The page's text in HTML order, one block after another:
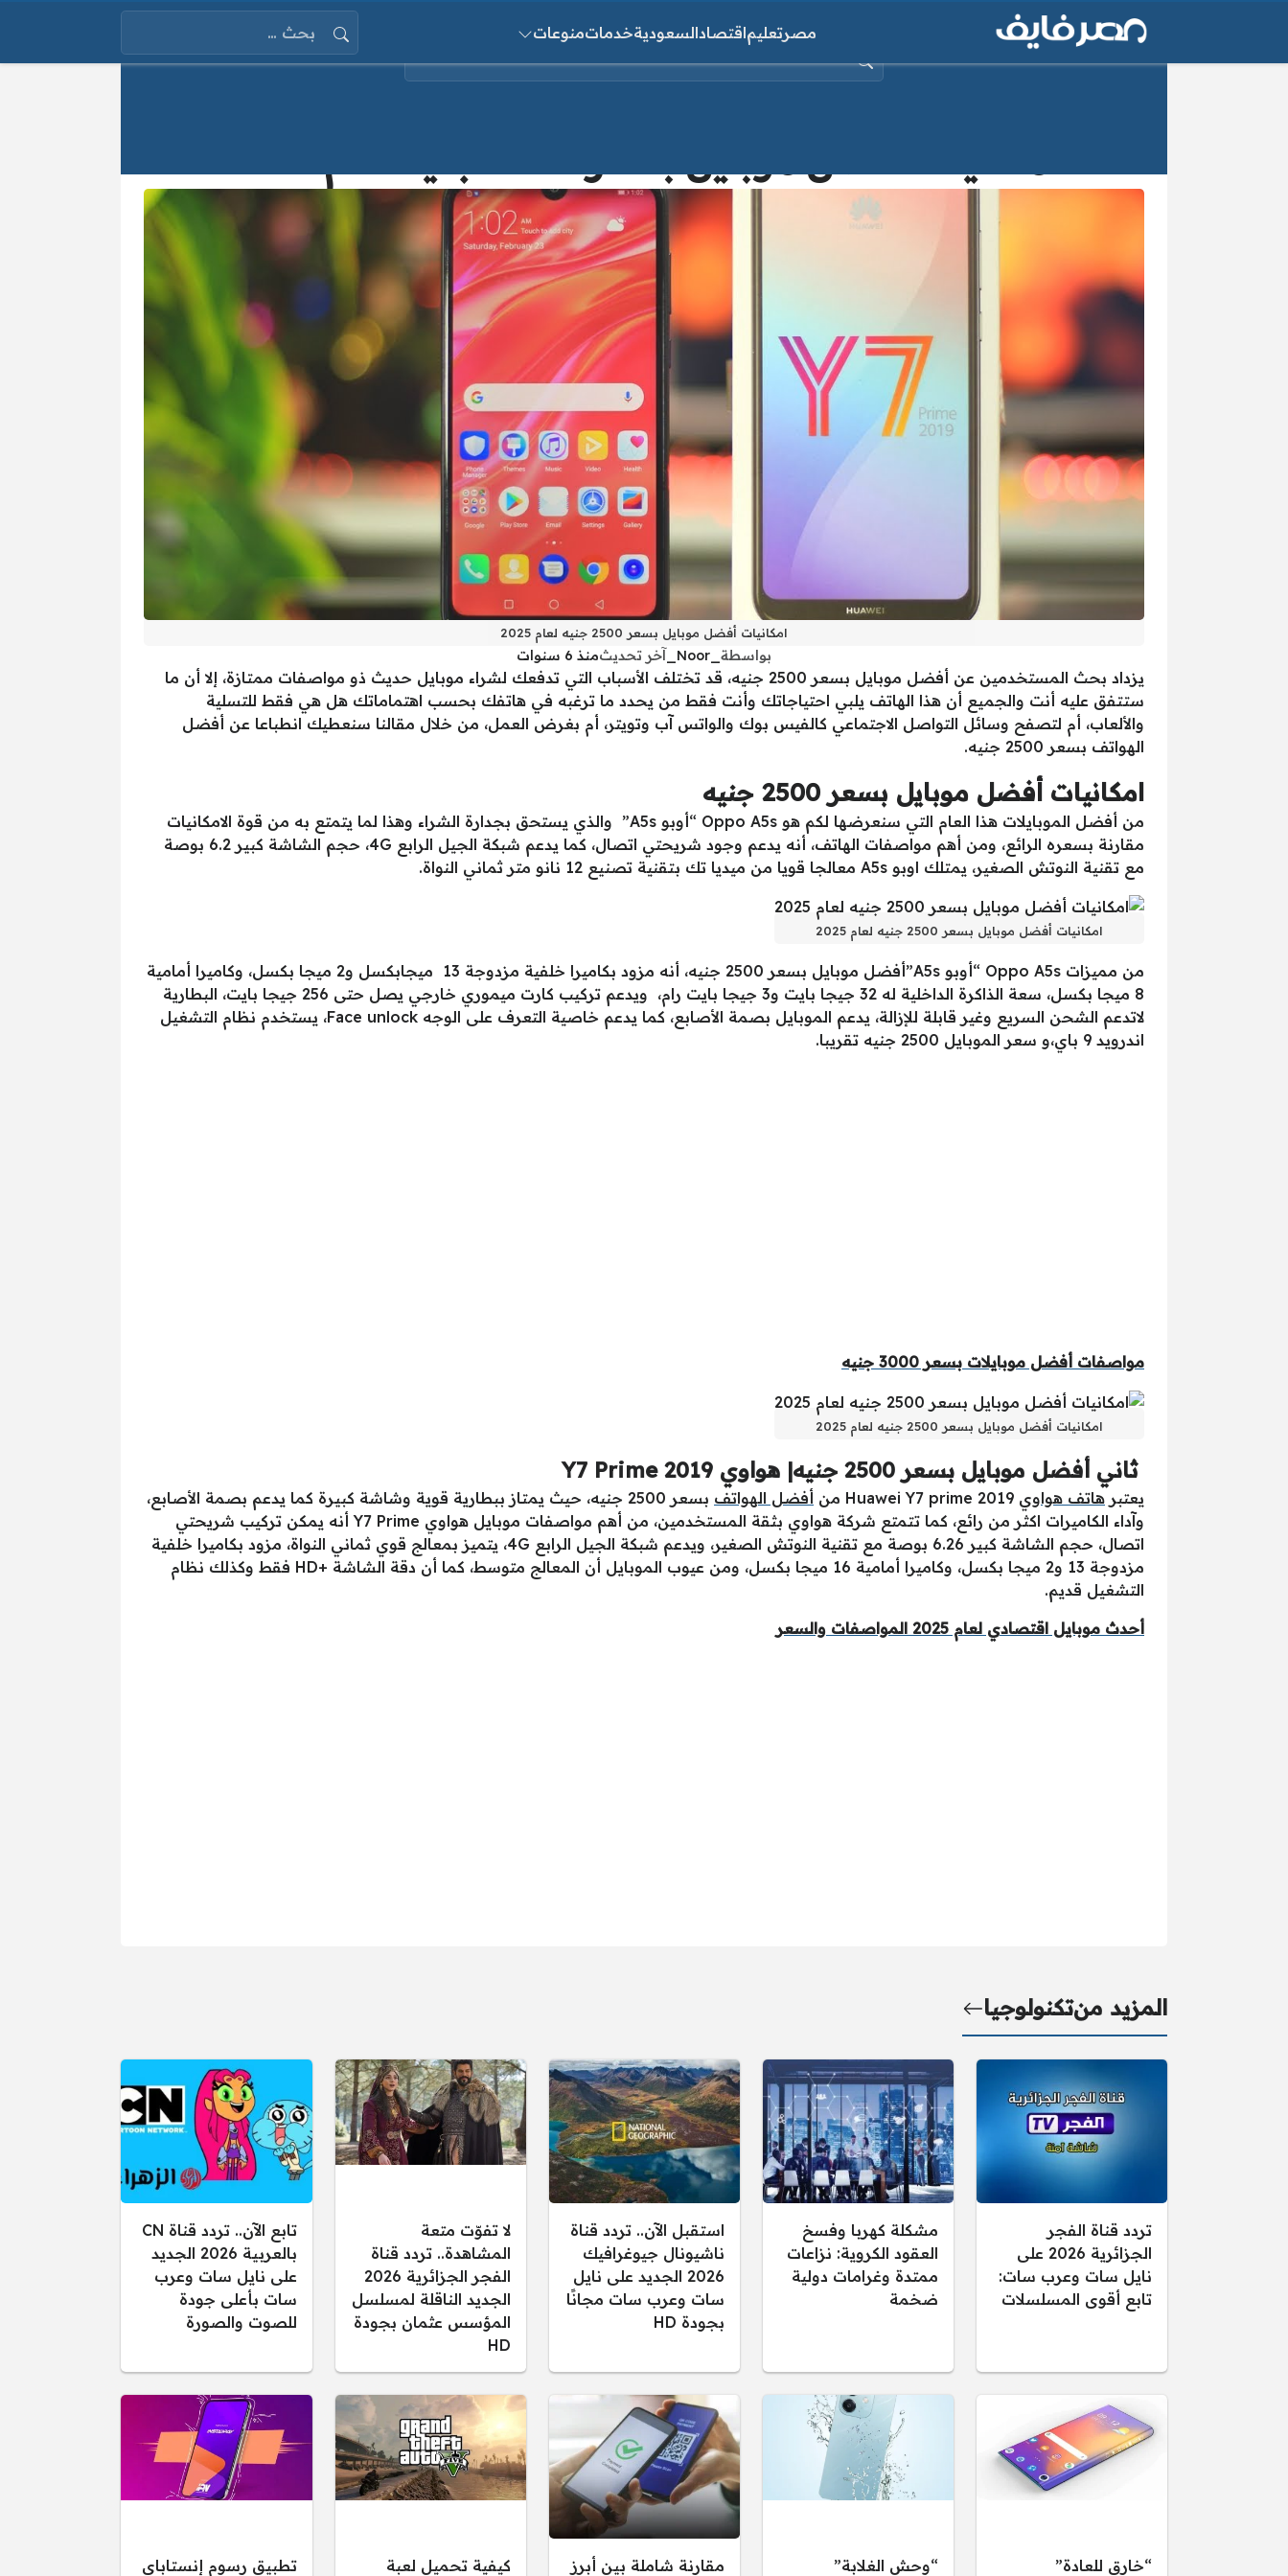
مصرتعليماقتصادالسعوديةخدماتمنوعات
البحث عن:
امكانيات أفضل موبايل بسعر 2500 جنيه لعام 2025
بواسطة آخر تحديثمنذ 6 سنوات
يزداد بحث المستخدمين عن أفضل موبايل بسعر 2500 جنيه، قد تختلف الأسباب التي تدفعك لشراء موبايل حديث ذو مواصفات ممتازة، إلا أن ما
ستتفق عليه أنت والجميع أن هذا الهاتف يلبي احتياجاتك وأنت فقط من يحدد ما ترغبه في هاتفك بحسب اهتماماتك هل هي فقط للتسلية
والألعاب، أم لتصفح وسائل التواصل الاجتماعي كالفيس بوك والواتس آب وتويتر، أم بغرض العمل، من خلال مقالنا سنعطيك انطباعا عن أفضل
الهواتف بسعر 2500 جنيه.
امكانيات أفضل موبايل بسعر 2500 جنيه
من أفضل الموبايلات هذا العام التي سنعرضها لكم هو Oppo A5s “أوبو A5s” والذي يستحق بجدارة الشراء وهذا لما يتمتع به من قوة الامكانيات
مقارنة بسعره الرائع، ومن أهم مواصفات الهاتف، أنه يدعم وجود شريحتي اتصال، كما يدعم شبكة الجيل الرابع 4G، حجم الشاشة كبير 6.2 بوصة
مع تقنية النوتش الصغير، يمتلك اوبو A5s معالجا قويا من ميديا تك بتقنية تصنيع 12 نانو متر ثماني النواة.
امكانيات أفضل موبايل بسعر 2500 جنيه لعام 2025
من مميزات Oppo A5s “أوبو A5s”أفضل موبايل بسعر 2500 جنيه، أنه مزود بكاميرا خلفية مزدوجة 13 ميجابكسل و2 ميجا بكسل، وكاميرا أمامية
8 ميجا بكسل، سعة الذاكرة الداخلية له 32 جيجا بايت و3 جيجا بايت رام، ويدعم تركيب كارت ميموري خارجي يصل حتى 256 جيجا بايت، البطارية
لاتدعم الشحن السريع وغير قابلة للإزالة، يدعم الموبايل بصمة الأصابع، كما يدعم خاصية التعرف على الوجه Face unlock، يستخدم نظام التشغيل
اندرويد 9 باي،و سعر الموبايل 2500 جنيه تقريبا.
مواصفات أفضل موبايلات بسعر 3000 جنيه
امكانيات أفضل موبايل بسعر 2500 جنيه لعام 2025
ثاني أفضل موبايل بسعر 2500 جنيه| هواوي Y7 Prime 2019
يعتبر هاتف هواوي أفضل الهواتف
بسعر 2500 جنيه، حيث يمتاز ببطارية قوية وشاشة كبيرة كما يدعم بصمة الأصابع،
وآداء الكاميرات اكثر من رائع، كما تتمتع شركة هواوي بثقة المستخدمين، من أهم مواصفات موبايل هواوي Y7 Prime أنه يمكن تركيب شريحتي
اتصال، حجم الشاشة كبير 6.26 بوصة مع تقنية النوتش الصغير، ويدعم شبكة الجيل الرابع 4G، يتميز بمعالج قوي ثماني النواة، مزود بكاميرا خلفية
مزدوجة 13 و2 ميجا بكسل، وكاميرا أمامية 16 ميجا بكسل، ومن عيوب الموبايل أن المعالج متوسط، كما أن دقة الشاشة +HD فقط وكذلك نظام
التشغيل قديم.
أحدث موبايل اقتصادي لعام 2025 المواصفات والسعر
المزيد منتكنولوجيا
تردد قناة الفجر
الجزائرية 2026 على
نايل سات وعرب سات:
تابع أقوى المسلسلات
مشكلة كهربا وفسخ
العقود الكروية: نزاعات
ممتدة وغرامات دولية
ضخمة
استقبل الآن.. تردد قناة
ناشيونال جيوغرافيك
2026 الجديد على نايل
سات وعرب سات مجانًا
بجودة HD
لا تفوّت متعة
المشاهدة.. تردد قناة
الفجر الجزائرية 2026
الجديد الناقلة لمسلسل
المؤسس عثمان بجودة
HD
تابع الآن.. تردد قناة CN
بالعربية 2026 الجديد
على نايل سات وعرب
سات بأعلى جودة
للصوت والصورة
“خارق للعادة” “وحش الغلابة” مقارنة شاملة بين أبرز كيفية تحميل لعبة تطبيق رسوم إنستاباي